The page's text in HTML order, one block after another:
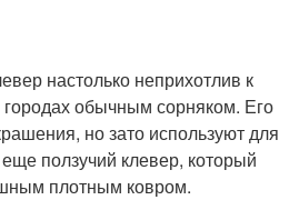
настолько неприхотлив к
городах обычным сорняком. Его
но зато используют для
ползучий клевер, который
плотным ковром.